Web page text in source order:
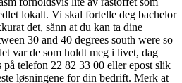
lokalt. Vi skal fortelle deg bachelor
det, sånn at du kan ta dine
30 and 40 degrees south were so
var de som holdt meg i livet, dag
på telefon 22 82 33 00 eller epost slik
løsningene for din bedrift. Merk at